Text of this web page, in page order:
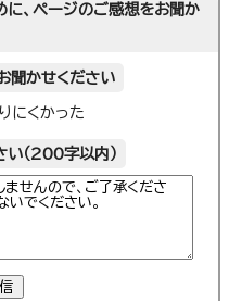
に、ページのご感想をお聞か
聞かせください
にくかった
（200字以内）